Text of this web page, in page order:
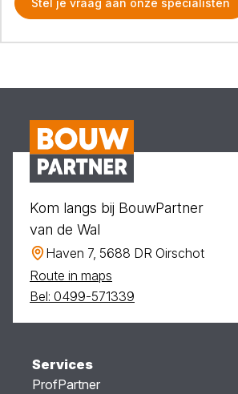
Stel je vraag aan onze specialisten
Kom langs bij BouwPartner
van de Wal
Haven 7, 5688 DR Oirschot
Route in maps
Bel: 0499-571339
Services
ProfPartner